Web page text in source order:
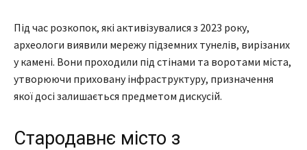
Під час розкопок, які активізувалися з 2023 року,
археологи виявили мережу підземних тунелів, вирізаних
у камені. Вони проходили під стінами та воротами міста,
утворюючи приховану інфраструктуру, призначення
якої досі залишається предметом дискусій.
Стародавнє місто з